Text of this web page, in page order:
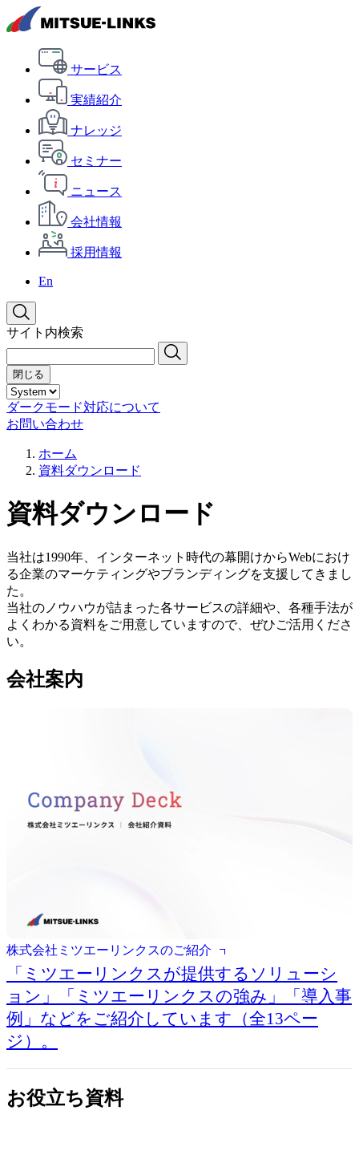
サービス
実績紹介
ナレッジ
セミナー
ニュース
会社情報
採用情報
En
サイト内検索
閉じる
ダークモード対応について
お問い合わせ
ホーム
資料ダウンロード
資料ダウンロード
当社は1990年、インターネット時代の幕開けからWebにおけ
る企業のマーケティングやブランディングを支援してきまし
た。
当社のノウハウが詰まった各サービスの詳細や、各種手法が
よくわかる資料をご用意していますので、ぜひご活用くださ
い。
会社案内
株式会社ミツエーリンクスのご紹介
「ミツエーリンクスが提供するソリューシ
ョン」「ミツエーリンクスの強み」「導入事
例」などをご紹介しています（全13ペー
ジ）。
お役立ち資料